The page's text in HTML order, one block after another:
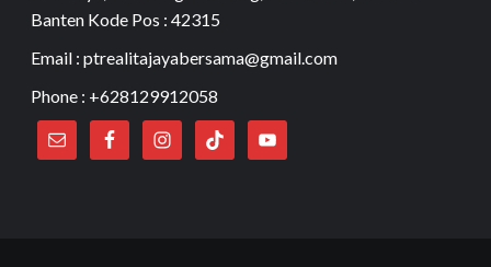
Banten Kode Pos : 42315
Email : ptrealitajayabersama@gmail.com
Phone : +628129912058